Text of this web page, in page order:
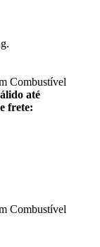
Combustível
até
frete:
Combustível